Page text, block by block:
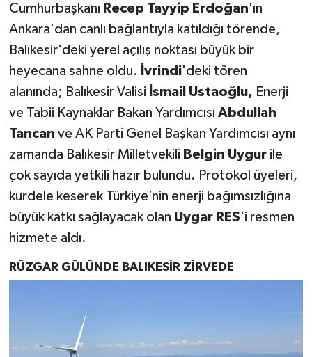
Cumhurbaşkanı Recep Tayyip Erdoğan'ın
Ankara'dan canlı bağlantıyla katıldığı törende,
Balıkesir'deki yerel açılış noktası büyük bir
heyecana sahne oldu. İvrindi'deki tören
alanında; Balıkesir Valisi İsmail Ustaoğlu, Enerji
ve Tabii Kaynaklar Bakan Yardımcısı Abdullah
Tancan ve AK Parti Genel Başkan Yardımcısı aynı
zamanda Balıkesir Milletvekili Belgin Uygurile
çok sayıda yetkili hazır bulundu. Protokol üyeleri,
kurdele keserek Türkiye’nin enerji bağımsızlığına
büyük katkı sağlayacak olan Uygar RES'i resmen
hizmete aldı.
RÜZGAR GÜLÜNDE BALIKESİR ZİRVEDE